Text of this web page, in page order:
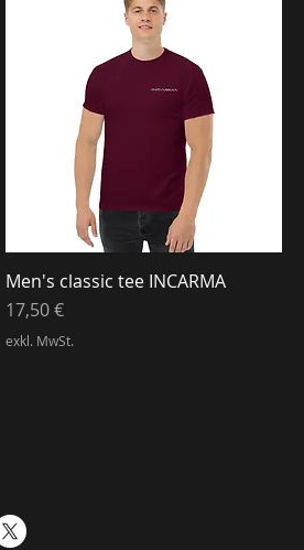
Men's classic tee INCARMA
Preis
17,50 €
exkl. MwSt.